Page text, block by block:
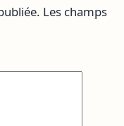
Les champs